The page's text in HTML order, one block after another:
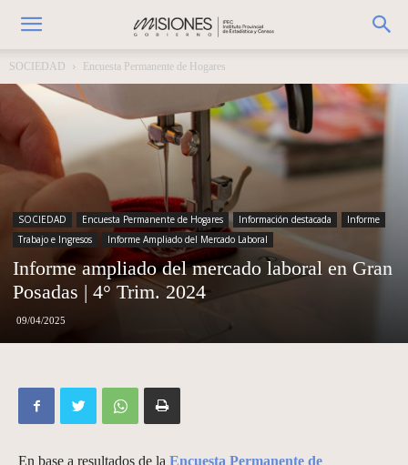
SOCIEDAD Encuesta Permanente de Hogares
SOCIEDAD Encuesta Permanente de Hogares Información destacada
Informe
Trabajo e Ingresos
Informe Ampliado del Mercado Laboral
Informe ampliado del mercado laboral en Gran
Posadas | 4° Trim. 2024
09/04/2025
En base a resultados de la Encuesta Permanente de